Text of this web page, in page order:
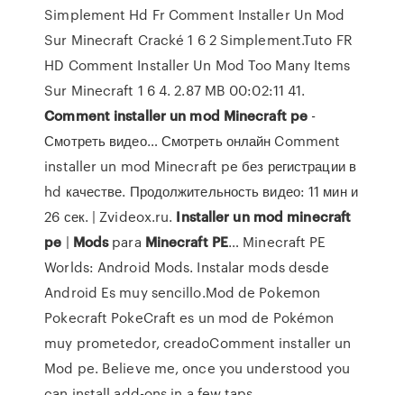
Simplement Hd Fr Comment Installer Un Mod
Sur Minecraft Cracké 1 6 2 Simplement.Tuto FR
HD Comment Installer Un Mod Too Many Items
Sur Minecraft 1 6 4. 2.87 MB 00:02:11 41.
Comment installer un mod Minecraft pe -
Смотреть видео… Смотреть онлайн Comment
installer un mod Minecraft pe без регистрации в
hd качестве. Продолжительность видео: 11 мин и
26 сек. | Zvideox.ru. Installer un mod minecraft
pe | Modspara Minecraft PE… Minecraft PE
Worlds: Android Mods. Instalar mods desde
Android Es muy sencillo.Mod de Pokemon
Pokecraft PokeCraft es un mod de Pokémon
muy prometedor, creadoComment installer un
Mod pe. Believe me, once you understood you